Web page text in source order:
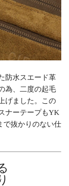
防水スエード革
為、二度の起毛
げました。この
ナーテープもYK
で抜かりのない仕